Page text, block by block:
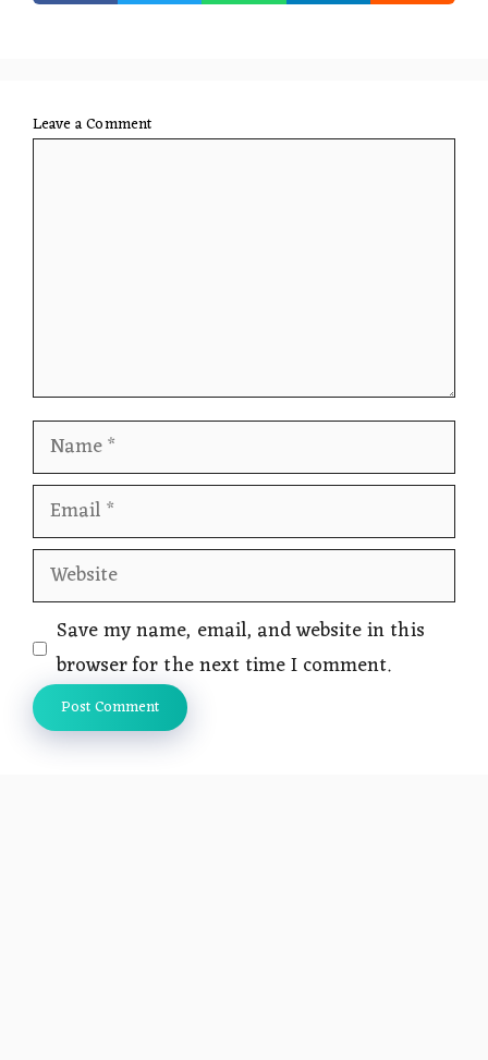
Leave a Comment
Name
Email
Website
Save my name, email, and website in this
browser for the next time I comment.